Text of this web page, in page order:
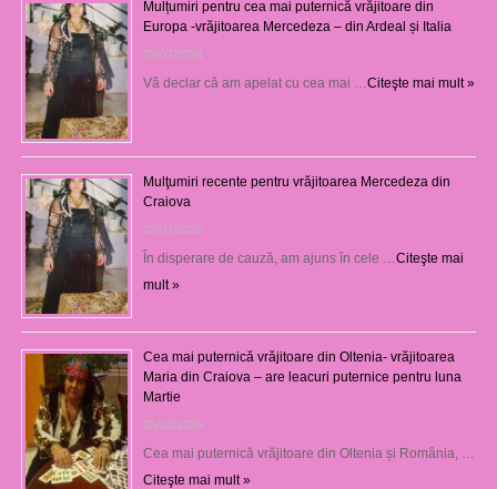
Mulțumiri pentru cea mai puternică vrăjitoare din
Europa -vrăjitoarea Mercedeza – din Ardeal și Italia
23/07/2026
Vă declar că am apelat cu cea mai … Citeşte mai mult »
Mulţumiri recente pentru vrăjitoarea Mercedeza din
Craiova
22/07/2026
În disperare de cauză, am ajuns în cele … Citeşte mai
mult »
Cea mai puternică vrăjitoare din Oltenia- vrăjitoarea
Maria din Craiova – are leacuri puternice pentru luna
Martie
25/03/2026
Cea mai puternică vrăjitoare din Oltenia și România, …
Citeşte mai mult »